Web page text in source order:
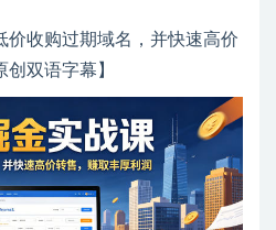
价收购过期域名，并快速高价
双语字幕】